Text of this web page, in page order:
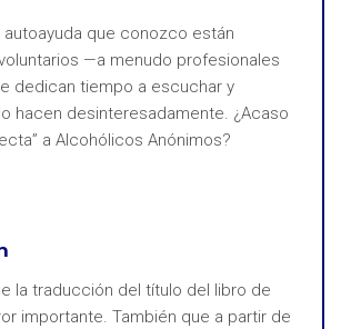
que conozco están
—a menudo profesionales
dedican tiempo a escuchar y
hacen desinteresadamente. ¿Acaso
a Alcohólicos Anónimos?
la traducción del título del libro de
importante. También que a partir de